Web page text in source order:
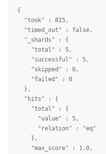
{
  "took" : 815,
  "timed_out" : false,
  "_shards" : {
    "total" : 5,
    "successful" : 5,
    "skipped" : 0,
    "failed" : 0
  },
  "hits" : {
    "total" : {
      "value" : 5,
      "relation" : "eq"
    },
    "max_score" : 1.0,